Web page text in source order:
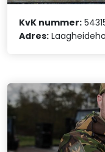
KvK nummer:
Adres: